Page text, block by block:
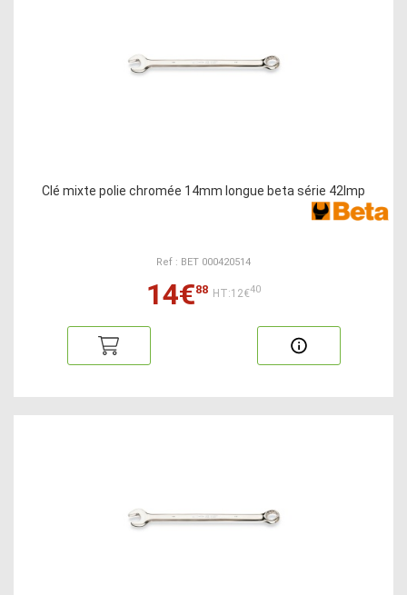
Clé mixte polie chromée 14mm longue beta série 42lmp
Ref : BET 000420514
14€88 HT:12€40